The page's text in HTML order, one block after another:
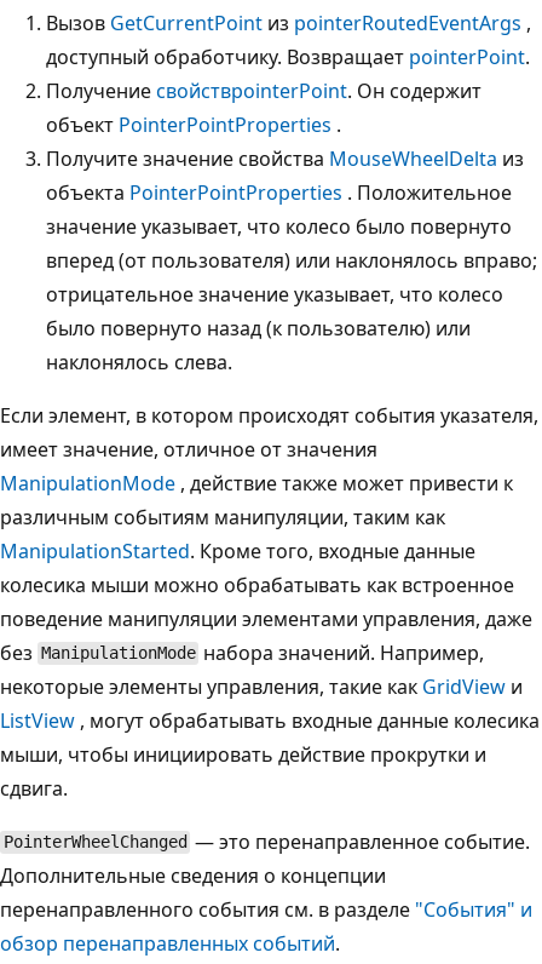
Вызов GetCurrentPoint из pointerRoutedEventArgs ,
доступный обработчику. Возвращает pointerPoint.
ПолучениесвойствpointerPoint. Он содержит
объект PointerPointProperties .
Получите значение свойства MouseWheelDelta из
объекта PointerPointProperties . Положительное
значение указывает, что колесо было повернуто
вперед (от пользователя) или наклонялось вправо;
отрицательное значение указывает, что колесо
было повернуто назад (к пользователю) или
наклонялось слева.
Если элемент, в котором происходят события указателя,
имеет значение, отличное от значения
ManipulationMode , действие также может привести к
различным событиям манипуляции, таким как
ManipulationStarted. Кроме того, входные данные
колесика мыши можно обрабатывать как встроенное
поведение манипуляции элементами управления, даже
без ManipulationMode набора значений. Например,
некоторые элементы управления, такие как GridView и
ListView , могут обрабатывать входные данные колесика
мыши, чтобы инициировать действие прокрутки и
сдвига.
PointerWheelChanged — это перенаправленное событие.
Дополнительные сведения о концепции
перенаправленного события см. в разделе "События" и
обзор перенаправленных событий.